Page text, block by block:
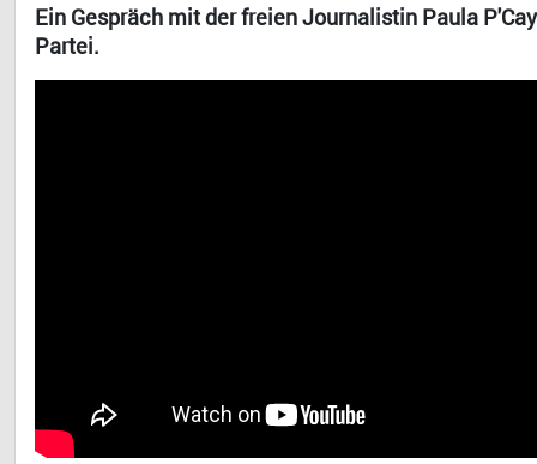
Ein Gespräch mit der freien Journalistin Paula
Partei.